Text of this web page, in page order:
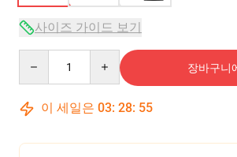
사이즈 가이드 보기
장바구니
이 세일은 03: 28: 54